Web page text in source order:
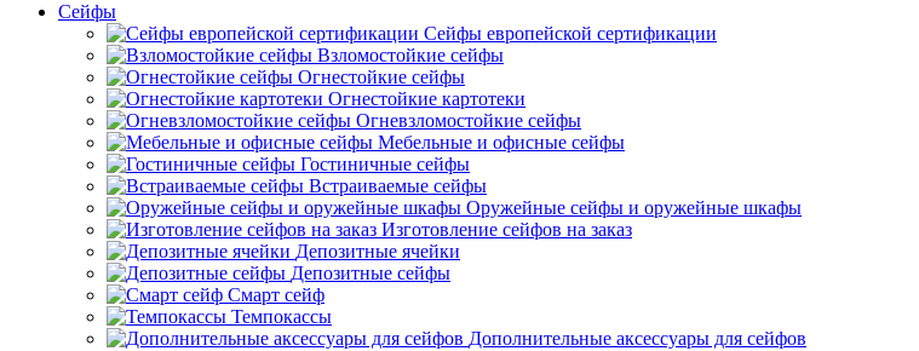
Сейфы
Сейфы европейской сертификации
Взломостойкие сейфы
Огнестойкие сейфы
Огнестойкие картотеки
Огневзломостойкие сейфы
Мебельные и офисные сейфы
Гостиничные сейфы
Встраиваемые сейфы
Оружейные сейфы и оружейные шкафы
Изготовление сейфов на заказ
Депозитные ячейки
Депозитные сейфы
Смарт сейф
Темпокассы
Дополнительные аксессуары для сейфов